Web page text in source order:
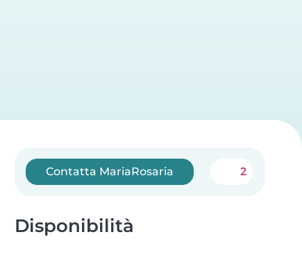
Contatta MariaRosaria 2
Disponibilità